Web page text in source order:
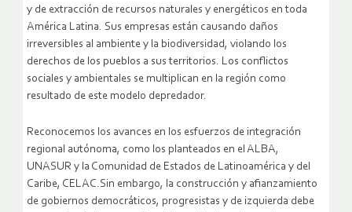
y de extracción de recursos naturales y energéticos en toda
América Latina. Sus empresas están causando daños
irreversibles al ambiente y la biodiversidad, violando los
derechos de los pueblos a sus territorios. Los conflictos
sociales y ambientales se multiplican en la región como
resultado de este modelo depredador.
Reconocemos los avances en los esfuerzos de integración
regional autónoma, como los planteados en el ALBA,
UNASUR y la Comunidad de Estados de Latinoamérica y del
Caribe, CELAC.Sin embargo, la construcción y afianzamiento
de gobiernos democráticos, progresistas y de izquierda debe